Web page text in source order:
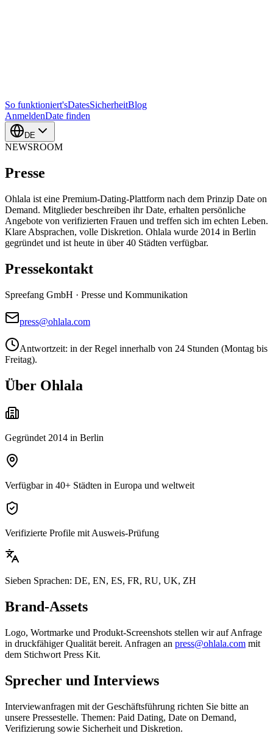
So funktioniert'sDatesSicherheitBlog
AnmeldenDate finden
DE
NEWSROOM
Presse
Ohlala ist eine Premium-Dating-Plattform nach dem Prinzip Date on
Demand. Mitglieder beschreiben ihr Date, erhalten persönliche
Angebote von verifizierten Frauen und treffen sich im echten Leben.
Klare Absprachen, volle Diskretion. Ohlala wurde 2014 in Berlin
gegründet und ist heute in über 40 Städten verfügbar.
Pressekontakt
Spreefang GmbH · Presse und Kommunikation
press@ohlala.com
Antwortzeit: in der Regel innerhalb von 24 Stunden (Montag bis
Freitag).
Über Ohlala
Gegründet 2014 in Berlin
Verfügbar in 40+ Städten in Europa und weltweit
Verifizierte Profile mit Ausweis-Prüfung
Sieben Sprachen: DE, EN, ES, FR, RU, UK, ZH
Brand-Assets
Logo, Wortmarke und Produkt-Screenshots stellen wir auf Anfrage
in druckfähiger Qualität bereit. Anfragen an press@ohlala.com mit
dem Stichwort Press Kit.
Sprecher und Interviews
Interviewanfragen mit der Geschäftsführung richten Sie bitte an
unsere Pressestelle. Themen: Paid Dating, Date on Demand,
Verifizierung sowie Sicherheit und Diskretion.